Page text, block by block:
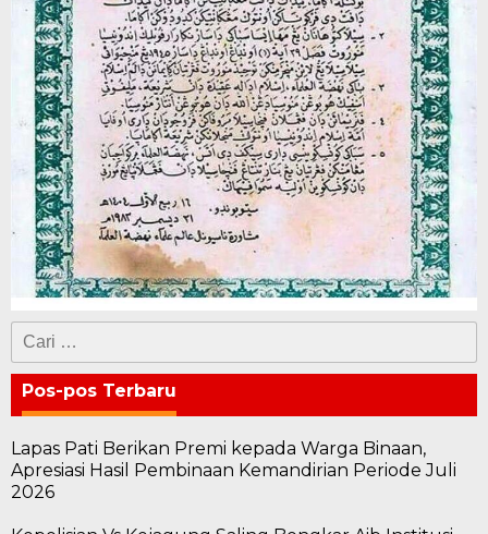
Cari
untuk:
Pos-pos Terbaru
Lapas Pati Berikan Premi kepada Warga Binaan,
Apresiasi Hasil Pembinaan Kemandirian Periode Juli
2026